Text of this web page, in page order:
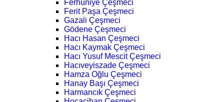
Ferhuniye Çeşmeci
Ferit Paşa Çeşmeci
Gazali Çeşmeci
Gödene Çeşmeci
Hacı Hasan Çeşmeci
Hacı Kaymak Çeşmeci
Hacı Yusuf Mescit Çeşmeci
Hacıveyiszade Çeşmeci
Hamza Oğlu Çeşmeci
Hanay Başı Çeşmeci
Harmancık Çeşmeci